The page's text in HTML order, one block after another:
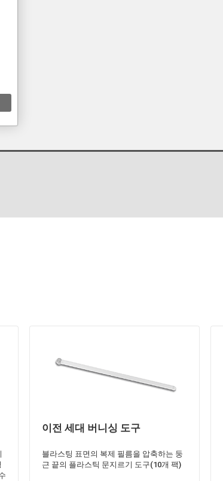
이전 세대 버니싱 도구
블라스팅 표면의 복제 필름을 압축하는 둥
근 끝의 플라스틱 문지르기 도구(10개 팩)